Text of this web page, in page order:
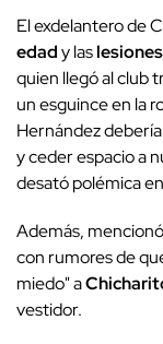
El exdelantero de
edady laslesiones
quien llegó al club
un esguince en la
Hernández
y ceder espacio a
desató polémica
Además,
con rumores de
miedo" a
vestidor.